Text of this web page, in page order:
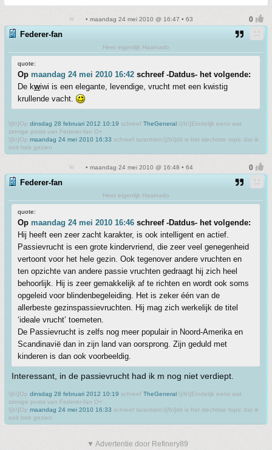
• maandag 24 mei 2010 @ 16:47 • 63
Federer-fan
Heet eigenlijk Haainado
quote:
Op maandag 24 mei 2010 16:42 schreef -Datdus- het volgende:
De kwiwi is een elegante, levendige, vrucht met een kwistig
krullende vacht.
\[b\]Op dinsdag 28 februari 2012 10:19 schreef TheGeneral:\[/b\]Eindelijk eens wat
zinnige posts van Federer-fan O+ .
\[b\]Op maandag 24 mei 2010 16:33 schreef tarantism:\[/b\]dit is het slechtste topic dat ik
ooit heb gezien
• maandag 24 mei 2010 @ 16:48 • 64
Federer-fan
Heet eigenlijk Haainado
quote:
Op maandag 24 mei 2010 16:46 schreef -Datdus- het volgende:
Hij heeft een zeer zacht karakter, is ook intelligent en actief.
Passievrucht is een grote kindervriend, die zeer veel genegenheid
vertoont voor het hele gezin. Ook tegenover andere vruchten en
ten opzichte van andere passie vruchten gedraagt hij zich heel
behoorlijk. Hij is zeer gemakkelijk af te richten en wordt ook soms
opgeleid voor blindenbegeleiding. Het is zeker één van de
allerbeste gezinspassievruchten. Hij mag zich werkelijk de titel
‘ideale vrucht’ toemeten.
De Passievrucht is zelfs nog meer populair in Noord-Amerika en
Scandinavië dan in zijn land van oorsprong. Zijn geduld met
kinderen is dan ook voorbeeldig.
Interessant, in de passievrucht had ik m nog niet verdiept.
\[b\]Op dinsdag 28 februari 2012 10:19 schreef TheGeneral:\[/b\]Eindelijk eens wat
zinnige posts van Federer-fan O+ .
\[b\]Op maandag 24 mei 2010 16:33 schreef tarantism:\[/b\]dit is het slechtste topic dat ik
ooit heb gezien
▼ Advertentie door Refinery89